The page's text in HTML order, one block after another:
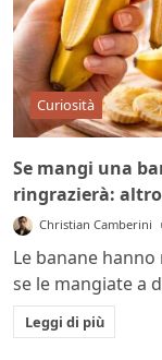
Curiosità
Se mangi una
ringrazierà:
Christian Camberini
Le banane
se le mangiate a
Leggi di più